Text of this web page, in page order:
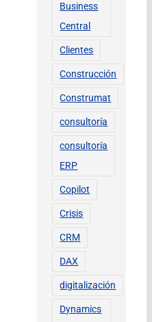
Business
Central
Clientes
Construcción
Construmat
consultoría
consultoría
ERP
Copilot
Crisis
CRM
DAX
digitalización
Dynamics